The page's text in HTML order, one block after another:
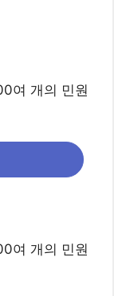
여 개의 민원
여 개의 민원